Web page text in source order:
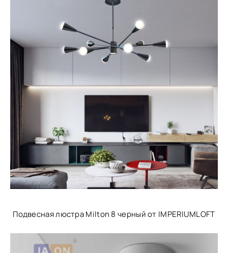
Подвесная люстра Milton 8 черный от IMPERIUMLOFT